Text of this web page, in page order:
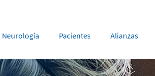
Neurología Pacientes Alianzas